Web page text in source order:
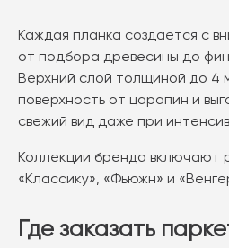
Каждая планка создается с
от подбора древесины до
Верхний слой толщиной до 4
поверхность от царапин и
свежий вид даже при
Коллекции бренда включают
«Классику», «Фьюжн» и
Где заказать